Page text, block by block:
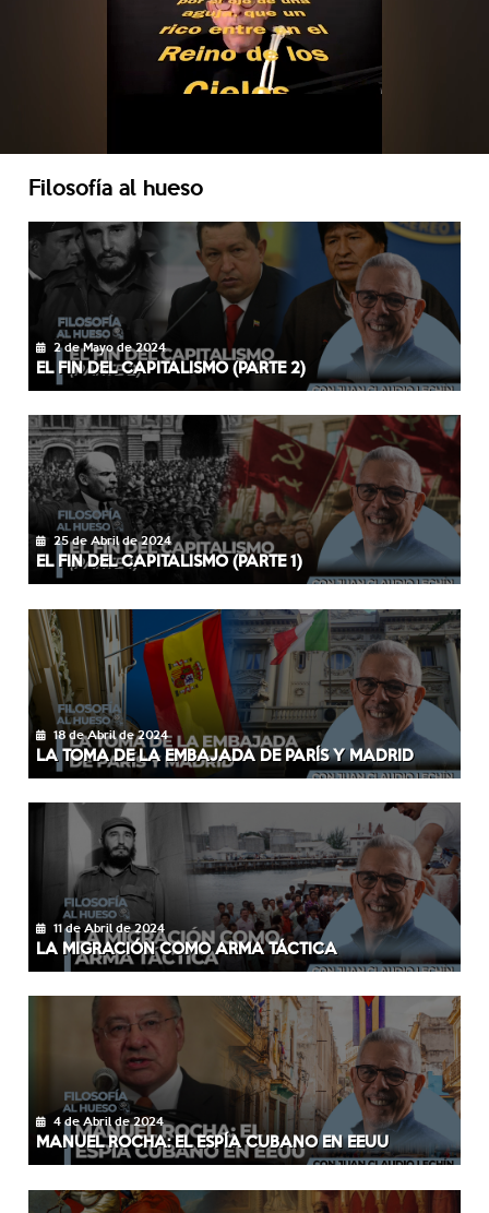
Filosofía al hueso
2 de Mayo de 2024
EL FIN DEL CAPITALISMO (PARTE 2)
25 de Abril de 2024
EL FIN DEL CAPITALISMO (PARTE 1)
18 de Abril de 2024
LA TOMA DE LA EMBAJADA DE PARÍS Y MADRID
11 de Abril de 2024
LA MIGRACIÓN COMO ARMA TÁCTICA
4 de Abril de 2024
MANUEL ROCHA: EL ESPÍA CUBANO EN EEUU